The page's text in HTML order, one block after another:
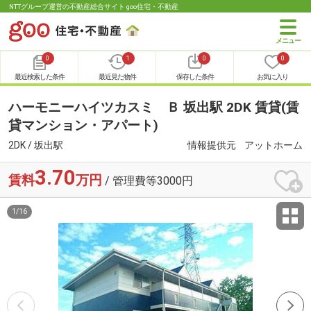
NTTグループ運営の不動産総合サイト goo住宅・不動産
0
最近検索した条件
1
最近見た物件
0
保存した条件
0
お気に入り
ハーモニーハイツカスミ Ｂ 坂出駅 2DK 賃貸(賃
貸マンション・アパート)
2DK / 坂出駅 情報提供元 アットホーム
賃料3.70万円 / 管理費等3000円
1 /16